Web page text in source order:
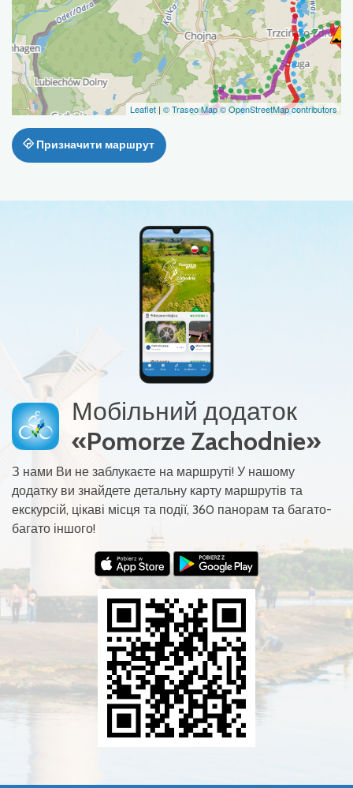
Leaflet | © Traseo Map© OpenStreetMap contributors
Призначити маршрут
Мобільний додаток
«Pomorze Zachodnie»
З нами Ви не заблукаєте на маршруті! У нашому
додатку ви знайдете детальну карту маршрутів та
екскурсій, цікаві місця та події, 360 панорам та багато-
багато іншого!